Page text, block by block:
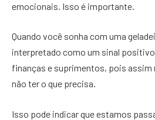
emocionais. Isso é importante.
Quando você sonha com uma
interpretado como um sinal
finanças e suprimentos, pois assim
não ter o que precisa.
Isso pode indicar que estamos